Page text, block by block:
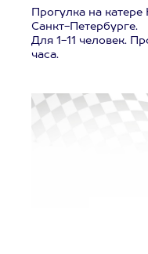
Прогулка на
Санкт-Петербурге.
Для 1-11 человек.
часа.